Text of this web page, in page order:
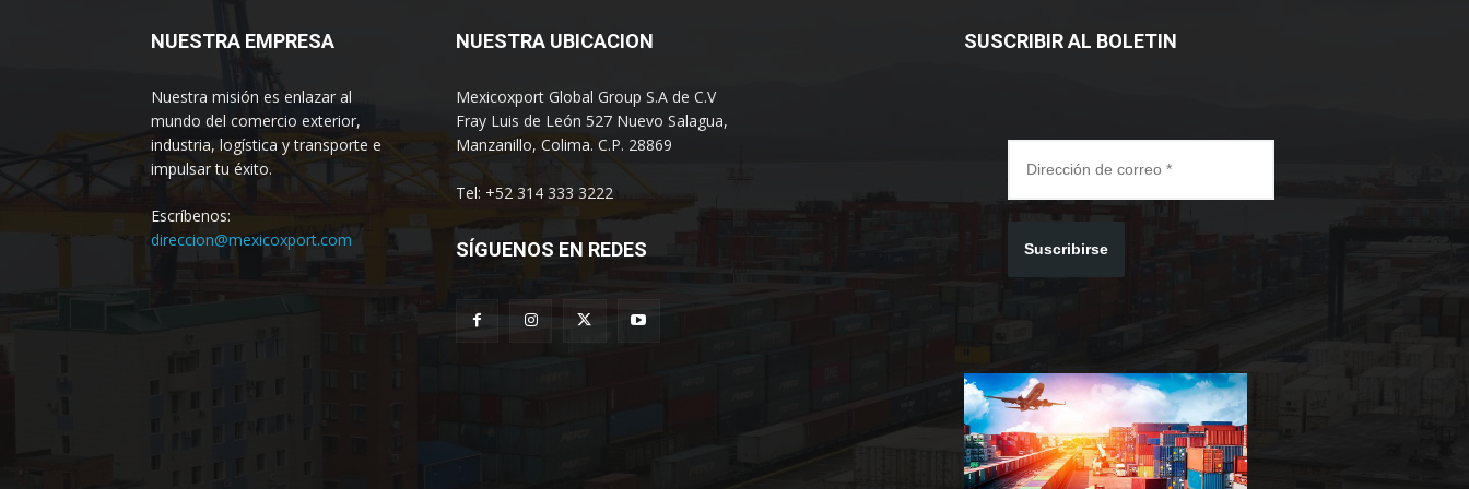
NUESTRA EMPRESA
Nuestra misión es enlazar al
mundo del comercio exterior,
industria, logística y transporte e
impulsar tu éxito.
Escríbenos:
direccion@mexicoxport.com
NUESTRA UBICACION
Mexicoxport Global Group S.A de C.V
Fray Luis de León 527 Nuevo Salagua,
Manzanillo, Colima. C.P. 28869
Tel: +52 314 333 3222
SÍGUENOS EN REDES
SUSCRIBIR AL BOLETIN
Suscribirse